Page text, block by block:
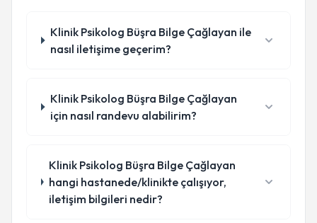
Klinik Psikolog Büşra Bilge Çağlayan ile
nasıl iletişime geçerim?
Klinik Psikolog Büşra Bilge Çağlayan
için nasıl randevu alabilirim?
Klinik Psikolog Büşra Bilge Çağlayan
hangi hastanede/klinikte çalışıyor,
iletişim bilgileri nedir?